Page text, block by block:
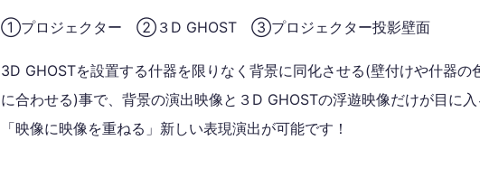
①プロジェクター ②３D GHOST ③プロジェクター投影壁面
3D GHOSTを設置する什器を限りなく背景に同化させる(壁付けや什器の
に合わせる)事で、背景の演出映像と３D GHOSTの浮遊映像だけが目に
「映像に映像を重ねる」新しい表現演出が可能です！